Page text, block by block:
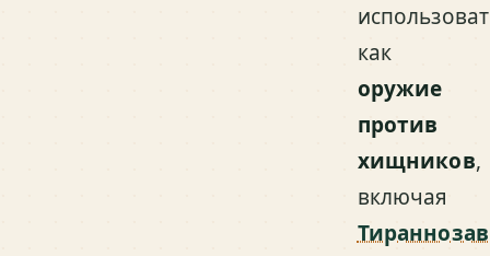
как
оружие
против
хищников,
включая